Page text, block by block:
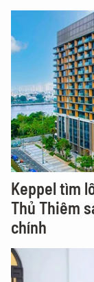
Keppel tìm
Thủ Thiêm
chính